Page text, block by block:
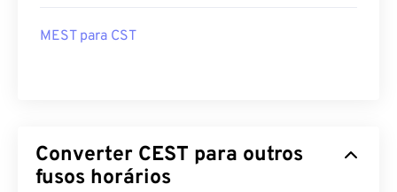
MEST para CST
Converter CEST para outros
fusos horários